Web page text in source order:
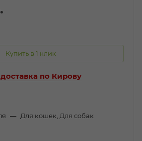
Купить в 1 клик
по Кирову
— Для кошек, Для собак